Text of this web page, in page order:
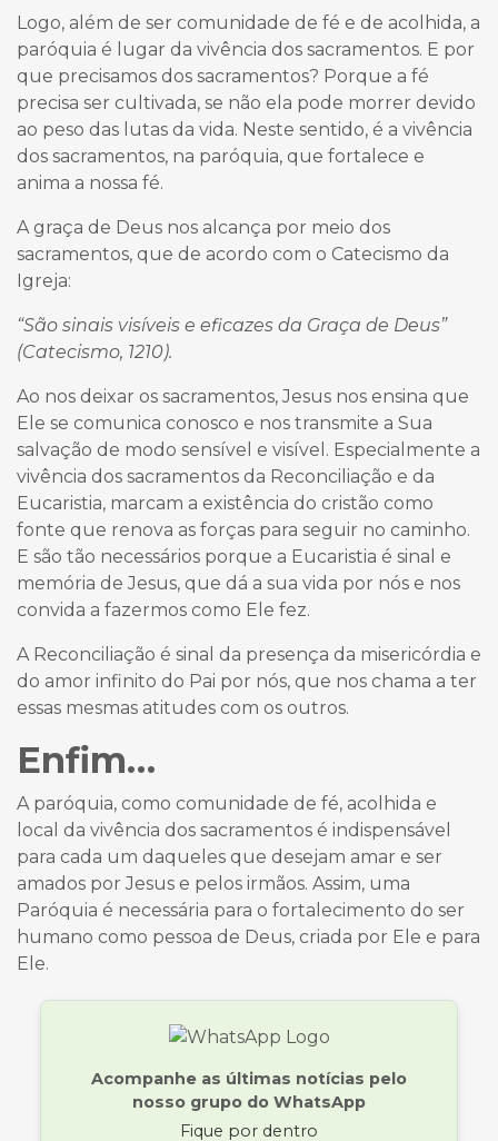
Logo, além de ser comunidade de fé e de acolhida, a
paróquia é lugar da vivência dos sacramentos. E por
que precisamos dos sacramentos? Porque a fé
precisa ser cultivada, se não ela pode morrer devido
ao peso das lutas da vida. Neste sentido, é a vivência
dos sacramentos, na paróquia, que fortalece e
anima a nossa fé.
A graça de Deus nos alcança por meio dos
sacramentos, que de acordo com o Catecismo da
Igreja:
“São sinais visíveis e eficazes da Graça de Deus”
(Catecismo, 1210).
Ao nos deixar os sacramentos, Jesus nos ensina que
Ele se comunica conosco e nos transmite a Sua
salvação de modo sensível e visível. Especialmente a
vivência dos sacramentos da Reconciliação e da
Eucaristia, marcam a existência do cristão como
fonte que renova as forças para seguir no caminho.
E são tão necessários porque a Eucaristia é sinal e
memória de Jesus, que dá a sua vida por nós e nos
convida a fazermos como Ele fez.
A Reconciliação é sinal da presença da misericórdia e
do amor infinito do Pai por nós, que nos chama a ter
essas mesmas atitudes com os outros.
Enfim…
A paróquia, como comunidade de fé, acolhida e
local da vivência dos sacramentos é indispensável
para cada um daqueles que desejam amar e ser
amados por Jesus e pelos irmãos. Assim, uma
Paróquia é necessária para o fortalecimento do ser
humano como pessoa de Deus, criada por Ele e para
Ele.
Acompanhe as últimas notícias pelo
nosso grupo do WhatsApp
Fique por dentro